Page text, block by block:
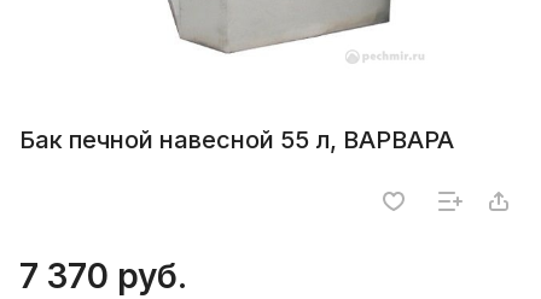
Бак печной навесной 55 л, ВАРВАРА
7 370 руб.